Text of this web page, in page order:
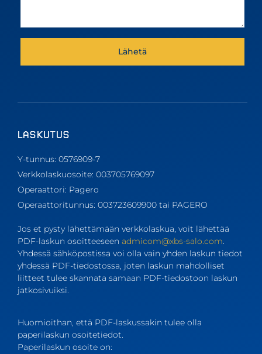
Lähetä
LASKUTUS
Y-tunnus: 0576909-7
Verkkolaskuosoite: 003705769097
Operaattori: Pagero
Operaattoritunnus: 003723609900 tai PAGERO
Jos et pysty lähettämään verkkolaskua, voit lähettää
PDF-laskun osoitteeseen admicom@xbs-salo.com
Yhdessä sähköpostissa voi olla vain yhden laskun tiedot
yhdessä PDF-tiedostossa, joten laskun mahdolliset
liitteet tulee skannata samaan PDF-tiedostoon laskun
jatkosivuiksi.
Huomioithan, että PDF-laskussakin tulee olla
paperilaskun osoitetiedot.
Paperilaskun osoite on: